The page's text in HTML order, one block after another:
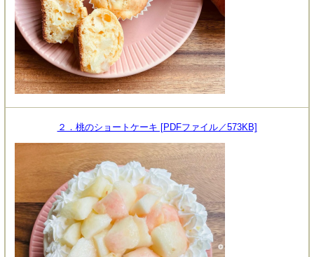
２．桃のショートケーキ [PDFファイル／573KB]